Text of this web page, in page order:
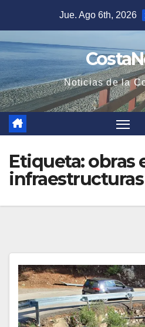
contenido
Jue. Ago 6th, 2026
Noticias de la
Etiqueta:obras
infraestructuras